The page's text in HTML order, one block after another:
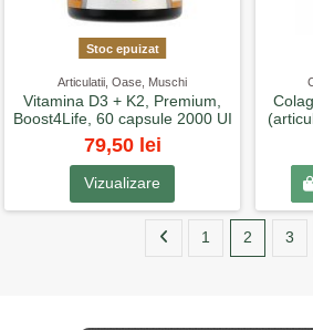
Stoc epuizat
Articulatii, Oase, Muschi
Vitamina D3 + K2, Premium,
Boost4Life, 60 capsule 2000 UI
79,50 lei
Vizualizare
1 2 3